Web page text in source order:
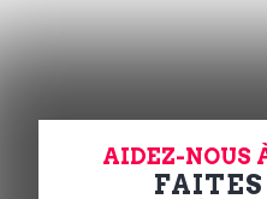
AIDEZ-NOUS
FAITES